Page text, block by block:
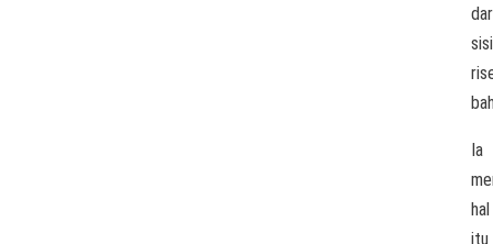
sisi
Ia
hal
itu